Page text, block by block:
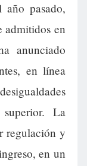
año pasado,
admitidos en
anunciado
en línea
La
regulación y
en un